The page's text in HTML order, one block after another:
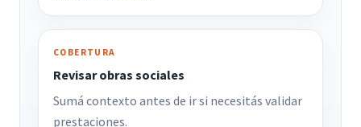
COBERTURA
Revisar obras sociales
Sumá contexto antes de ir si necesitás validar
prestaciones.